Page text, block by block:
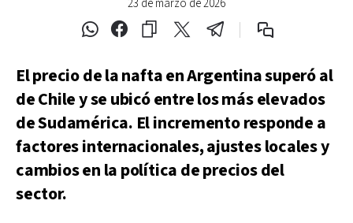
23 de marzo de 2026
El precio de la nafta en Argentina superó al
de Chile y se ubicó entre los más elevados
de Sudamérica. El incremento responde a
factores internacionales, ajustes locales y
cambios en la política de precios del
sector.